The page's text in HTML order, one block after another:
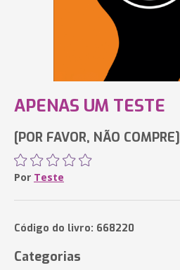
APENAS UM TESTE
[POR FAVOR, NÃO COMPRE]
Por Teste
Código do livro: 668220
Categorias